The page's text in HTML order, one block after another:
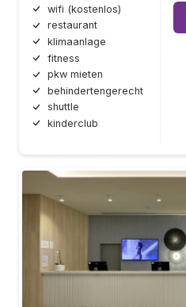
wifi (kostenlos)
restaurant
klimaanlage
fitness
pkw mieten
behindertengerecht
shuttle
kinderclub